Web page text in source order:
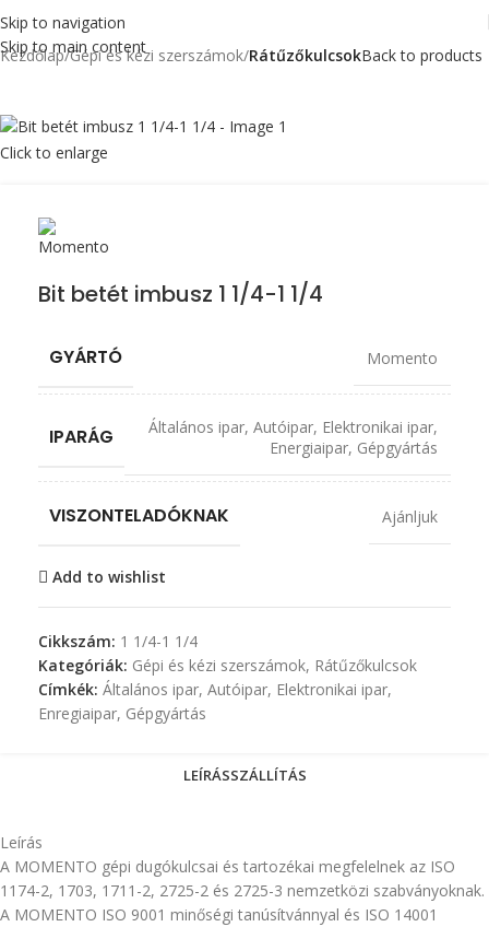
Skip to navigation
Skip to main content
Kezdőlap Gépi és kézi szerszámok RátűzőkulcsokBack to products
Click to enlarge
Bit betét imbusz 1 1/4-1 1/4
GYÁRTÓ Momento
IPARÁG Általános ipar, Autóipar, Elektronikai ipar,
Energiaipar, Gépgyártás
VISZONTELADÓKNAK Ajánljuk
Add to wishlist
Cikkszám: 1 1/4-1 1/4
Kategóriák: Gépi és kézi szerszámok, Rátűzőkulcsok
Címkék: Általános ipar, Autóipar, Elektronikai ipar,
Enregiaipar, Gépgyártás
LEÍRÁSSZÁLLÍTÁS
Leírás
A MOMENTO gépi dugókulcsai és tartozékai megfelelnek az ISO
1174-2, 1703, 1711-2, 2725-2 és 2725-3 nemzetközi szabványoknak.
A MOMENTO ISO 9001 minőségi tanúsítvánnyal és ISO 14001